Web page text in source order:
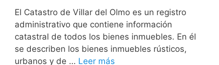
El Catastro de Villar del Olmo es un registro
administrativo que contiene información
catastral de todos los bienes inmuebles. En él
se describen los bienes inmuebles rústicos,
urbanos y de … Leer más